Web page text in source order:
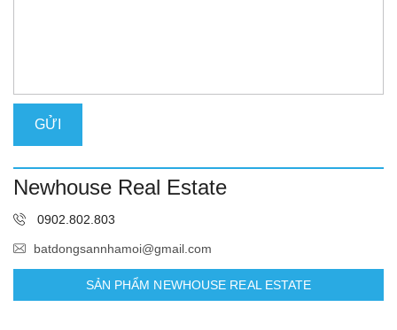
Newhouse Real Estate
0902.802.803
batdongsannhamoi@gmail.com
SẢN PHẨM NEWHOUSE REAL ESTATE